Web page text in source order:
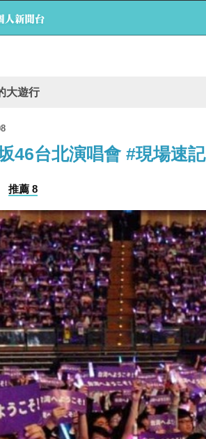
大遊行
46台北演唱會 #現場速記
推薦 8